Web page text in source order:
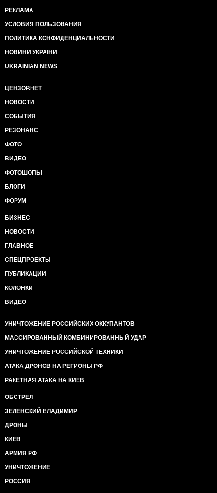
РЕКЛАМА
УСЛОВИЯ ПОЛЬЗОВАНИЯ
ПОЛИТИКА КОНФИДЕНЦИАЛЬНОСТИ
НОВИНИ УКРАЇНИ
UKRAINIAN NEWS
ЦЕНЗОР.НЕТ
НОВОСТИ
СОБЫТИЯ
РЕЗОНАНС
ФОТО
ВИДЕО
ФОТОШОПЫ
БЛОГИ
ФОРУМ
БИЗНЕС
НОВОСТИ
ГЛАВНОЕ
СПЕЦПРОЕКТЫ
ПУБЛИКАЦИИ
КОЛОНКИ
ВИДЕО
УНИЧТОЖЕНИЕ РОССИЙСКИХ ОККУПАНТОВ
МАССИРОВАННЫЙ КОМБИНИРОВАННЫЙ УДАР
УНИЧТОЖЕНИЕ РОССИЙСКОЙ ТЕХНИКИ
АТАКА ДРОНОВ НА РЕГИОНЫ РФ
РАКЕТНАЯ АТАКА НА КИЕВ
ОБСТРЕЛ
ЗЕЛЕНСКИЙ ВЛАДИМИР
ДРОНЫ
КИЕВ
АРМИЯ РФ
УНИЧТОЖЕНИЕ
РОССИЯ